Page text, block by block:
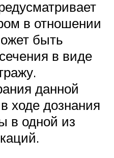
в отношении
быть
в виде
данной
ходе дознания
в одной из